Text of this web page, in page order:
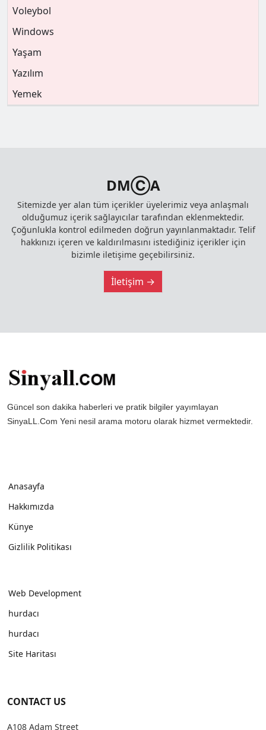
Voleybol
Windows
Yaşam
Yazılım
Yemek
DMⒸA
Sitemizde yer alan tüm içerikler üyelerimiz veya anlaşmalı
olduğumuz içerik sağlayıcılar tarafından eklenmektedir.
Çoğunlukla kontrol edilmeden doğrun yayınlanmaktadır. Telif
hakkınızı içeren ve kaldırılmasını istediğiniz içerikler için
bizimle iletişime geçebilirsiniz.
İletişim →
Güncel son dakika haberleri ve pratik bilgiler yayımlayan
SinyaLL.Com Yeni nesil arama motoru olarak hizmet vermektedir.
Anasayfa
Hakkımızda
Künye
Gizlilik Politikası
Web Development
hurdacı
hurdacı
Site Haritası
CONTACT US
A108 Adam Street